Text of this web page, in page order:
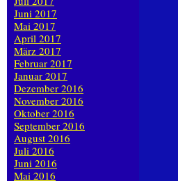
Juni 2017
Mai 2017
April 2017
März 2017
Februar 2017
Januar 2017
Dezember 2016
November 2016
Oktober 2016
September 2016
August 2016
Juli 2016
Juni 2016
Mai 2016